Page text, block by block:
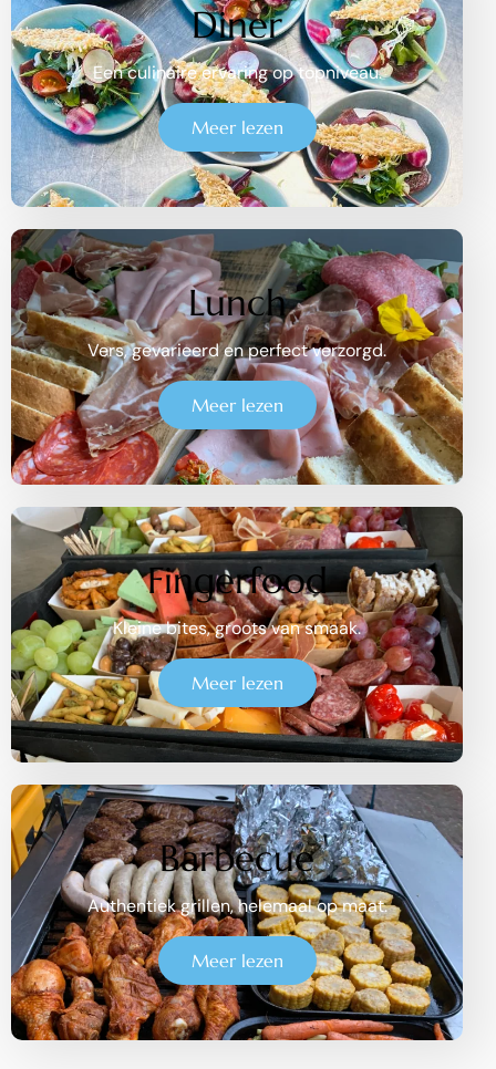
Diner
Een culinaire ervaring op topniveau.
Meer lezen
Lunch
Vers, gevarieerd en perfect verzorgd.
Meer lezen
Fingerfood
Kleine bites, groots van smaak.
Meer lezen
Barbecue
Authentiek grillen, helemaal op maat.
Meer lezen